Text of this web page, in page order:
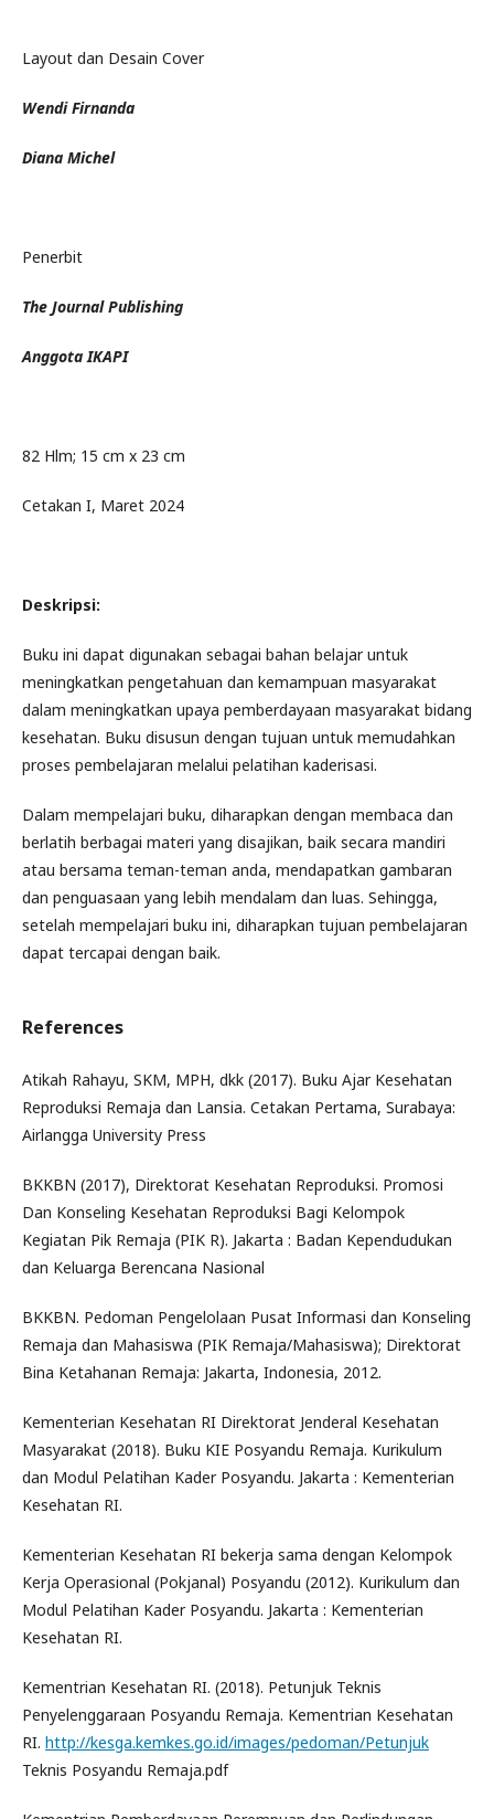
Layout dan Desain Cover
Wendi Firnanda
Diana Michel
Penerbit
The Journal Publishing
Anggota IKAPI
82 Hlm; 15 cm x 23 cm
Cetakan I, Maret 2024
Deskripsi:
Buku ini dapat digunakan sebagai bahan belajar untuk
meningkatkan pengetahuan dan kemampuan masyarakat
dalam meningkatkan upaya pemberdayaan masyarakat bidang
kesehatan. Buku disusun dengan tujuan untuk memudahkan
proses pembelajaran melalui pelatihan kaderisasi.
Dalam mempelajari buku, diharapkan dengan membaca dan
berlatih berbagai materi yang disajikan, baik secara mandiri
atau bersama teman-teman anda, mendapatkan gambaran
dan penguasaan yang lebih mendalam dan luas. Sehingga,
setelah mempelajari buku ini, diharapkan tujuan pembelajaran
dapat tercapai dengan baik.
References
Atikah Rahayu, SKM, MPH, dkk (2017). Buku Ajar Kesehatan
Reproduksi Remaja dan Lansia. Cetakan Pertama, Surabaya:
Airlangga University Press
BKKBN (2017), Direktorat Kesehatan Reproduksi. Promosi
Dan Konseling Kesehatan Reproduksi Bagi Kelompok
Kegiatan Pik Remaja (PIK R). Jakarta : Badan Kependudukan
dan Keluarga Berencana Nasional
BKKBN. Pedoman Pengelolaan Pusat Informasi dan Konseling
Remaja dan Mahasiswa (PIK Remaja/Mahasiswa); Direktorat
Bina Ketahanan Remaja: Jakarta, Indonesia, 2012.
Kementerian Kesehatan RI Direktorat Jenderal Kesehatan
Masyarakat (2018). Buku KIE Posyandu Remaja. Kurikulum
dan Modul Pelatihan Kader Posyandu. Jakarta : Kementerian
Kesehatan RI.
Kementerian Kesehatan RI bekerja sama dengan Kelompok
Kerja Operasional (Pokjanal) Posyandu (2012). Kurikulum dan
Modul Pelatihan Kader Posyandu. Jakarta : Kementerian
Kesehatan RI.
Kementrian Kesehatan RI. (2018). Petunjuk Teknis
Penyelenggaraan Posyandu Remaja. Kementrian Kesehatan
RI. http://kesga.kemkes.go.id/images/pedoman/Petunjuk
Teknis Posyandu Remaja.pdf